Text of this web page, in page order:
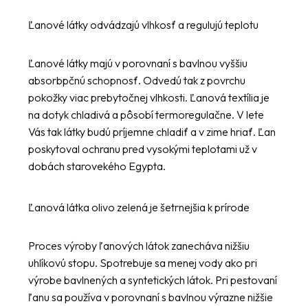
Ľanové látky odvádzajú vlhkosť a regulujú teplotu
Ľanové látky majú v porovnaní s bavlnou vyššiu
absorbpčnú schopnosť. Odvedú tak z povrchu
pokožky viac prebytočnej vlhkosti. Ľanová textília je
na dotyk chladivá a pôsobí termoregulačne. V lete
Vás tak látky budú príjemne chladiť a v zime hriať. Ľan
poskytoval ochranu pred vysokými teplotami už v
dobách starovekého Egypta.
Ľanová látka olivo zelená je šetrnejšia k prírode
Proces výroby ľanových látok zanecháva nižšiu
uhlíkovú stopu. Spotrebuje sa menej vody ako pri
výrobe bavlnených a syntetických látok. Pri pestovaní
ľanu sa používa v porovnaní s bavlnou výrazne nižšie